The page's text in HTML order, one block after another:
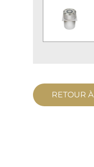
RETOUR À